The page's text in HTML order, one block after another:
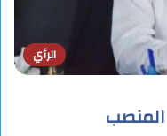
الرأي